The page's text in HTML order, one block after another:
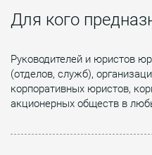
Для кого
Руководителей и юристов
(отделов, служб),
корпоративных юристов,
акционерных обществ в